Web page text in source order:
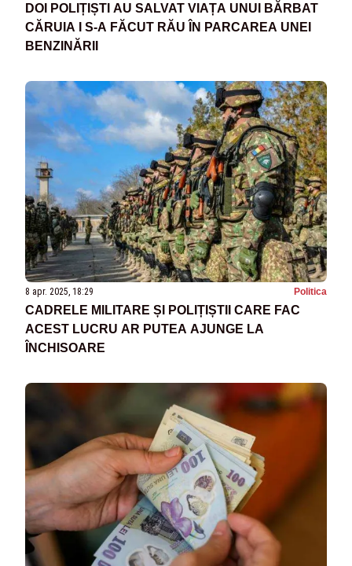
DOI POLIȚIȘTI AU SALVAT VIAȚA UNUI BĂRBAT
CĂRUIA I S-A FĂCUT RĂU ÎN PARCAREA UNEI
BENZINĂRII
8 apr. 2025, 18:29 Politica
CADRELE MILITARE ȘI POLIȚIȘTII CARE FAC
ACEST LUCRU AR PUTEA AJUNGE LA
ÎNCHISOARE